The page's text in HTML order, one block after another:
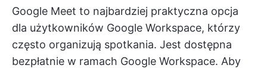
Google Meet to najbardziej praktyczna opcja
dla użytkowników Google Workspace, którzy
często organizują spotkania. Jest dostępna
bezpłatnie w ramach Google Workspace. Aby